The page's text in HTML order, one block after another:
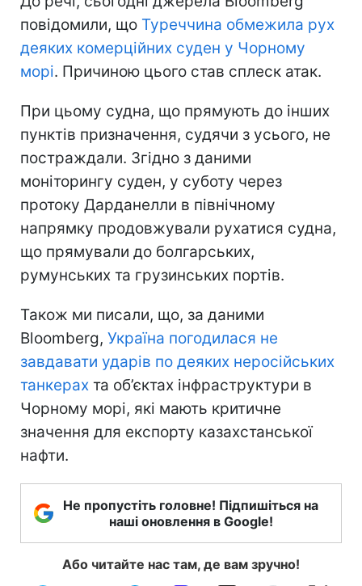
повідомили, що Туреччина обмежила рух
деяких комерційних суден у Чорному
морі. Причиною цього став сплеск атак.
При цьому судна, що прямують до інших
пунктів призначення, судячи з усього, не
постраждали. Згідно з даними
моніторингу суден, у суботу через
протоку Дарданелли в північному
напрямку продовжували рухатися судна,
що прямували до болгарських,
румунських та грузинських портів.
Також ми писали, що, за даними
Bloomberg, Україна погодилася не
завдавати ударів по деяких неросійських
танкерах та об’єктах інфраструктури в
Чорному морі, які мають критичне
значення для експорту казахстанської
нафти.
Не пропустіть головне! Підпишіться на
наші оновлення в Google!
Або читайте нас там, де вам зручно!